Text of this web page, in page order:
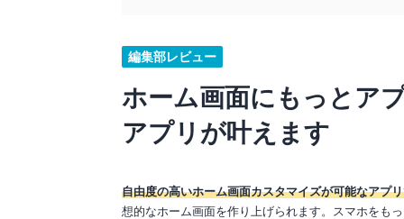
編集部レビュー
ホーム画面にもっとア
アプリが叶えます
自由度の高いホーム画面カスタマイズが可能なアプ
想的なホーム画面を作り上げられます。スマホをも